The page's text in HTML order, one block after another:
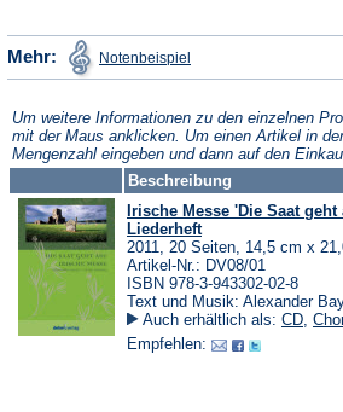
Mehr: Notenbeispiel in
einem
Tab)
Um weitere Informationen zu den einzelnen
mit der Maus anklicken. Um einen Artikel in
Mengenzahl eingeben und dann auf den
Beschreibung
Irische Messe 'Die Saat geht
Liederheft
2011, 20 Seiten, 14,5 cm x
Artikel-Nr.: DV08/01
ISBN 978-3-943302-02-8
Text und Musik: Alexander
Auch erhältlich als: CD,
Empfehlen: